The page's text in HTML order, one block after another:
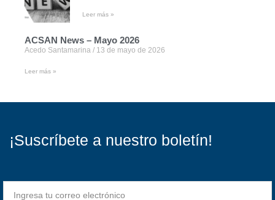
Leer más »
ACSAN News – Mayo 2026
Acedo Santamarina 13 de mayo de 2026
Leer más »
¡Suscríbete a nuestro boletín!